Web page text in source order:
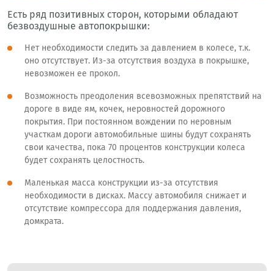
Есть ряд позитивных сторон, которыми обладают
безвоздушные автопокрышки:
Нет необходимости следить за давлением в колесе, т.к.
оно отсутствует. Из-за отсутствия воздуха в покрышке,
невозможен ее прокол.
Возможность преодоления всевозможных препятствий на
дороге в виде ям, кочек, неровностей дорожного
покрытия. При постоянном вождении по неровным
участкам дороги автомобильные шины будут сохранять
свои качества, пока 70 процентов конструкции колеса
будет сохранять целостность.
Маленькая масса конструкции из-за отсутствия
необходимости в дисках. Массу автомобиля снижает и
отсутствие компрессора для поддержания давления,
домкрата.